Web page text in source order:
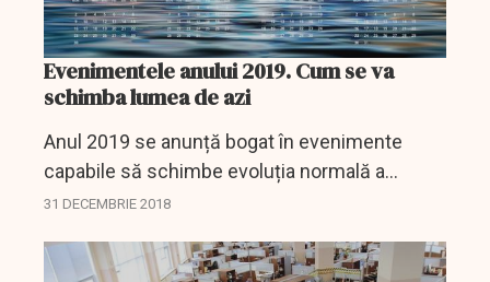
Evenimentele anului 2019. Cum se va
schimba lumea de azi
Anul 2019 se anunță bogat în evenimente
capabile să schimbe evoluția normală a
lucrurilor, precum ieșirea Marii Britanii din
Parlamentul UE.
31 DECEMBRIE 2018